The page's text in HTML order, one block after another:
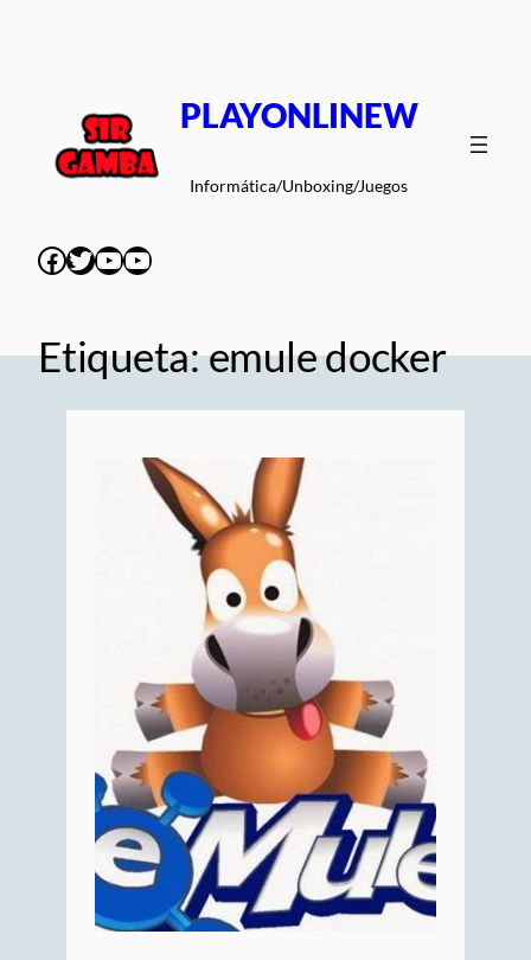
PLAYONLINEW
Informática/Unboxing/Juegos
Facebook
Twitter
YouTube
YouTube
Etiqueta:emule docker